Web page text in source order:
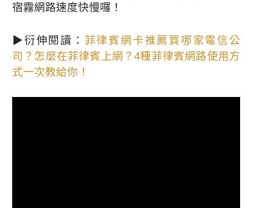
宿霧網路速度快慢囉！
▶衍伸閱讀： 菲律賓網卡推薦買哪家電信公
司？怎麼在菲律賓上網？4種菲律賓網路使用方
式一次教給你！